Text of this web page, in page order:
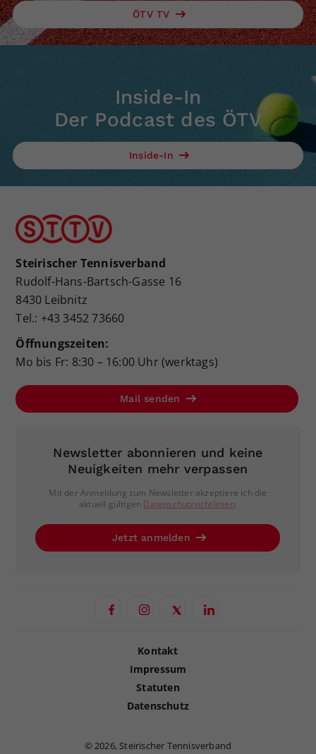
ÖTV TV
Inside-In
Der Podcast des ÖTV
Inside-In
Steirischer Tennisverband
Rudolf-Hans-Bartsch-Gasse 16
8430 Leibnitz
Tel.: +43 3452 73660
Öffnungszeiten:
Mo bis Fr: 8:30 – 16:00 Uhr (werktags)
Mail senden
Newsletter abonnieren und keine
Neuigkeiten mehr verpassen
Mit der Anmeldung zum Newsletter akzeptiere ich die
aktuell gültigen Datenschutzrichtlinien.
Jetzt anmelden
Kontakt
Impressum
Statuten
Datenschutz
©2026, Steirischer Tennisverband